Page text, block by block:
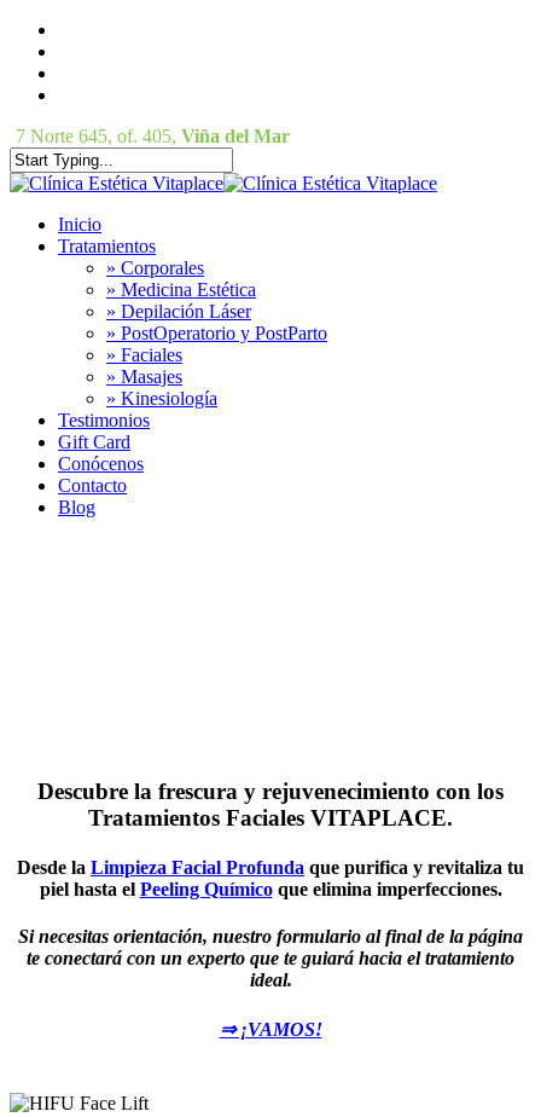
Skip
main
content
7 Norte 645, of. 405, Viña del Mar
Close
Menu
Inicio
Tratamientos
» Corporales
» Medicina Estética
» Depilación Láser
» PostOperatorio y PostParto
» Faciales
» Masajes
» Kinesiología
Testimonios
Gift Card
Conócenos
Contacto
Blog
Descubre la frescura y rejuvenecimiento con los
Tratamientos Faciales VITAPLACE.
Desde la Limpieza Facial Profunda que purifica y revitaliza tu
piel hasta el Peeling Químicoque elimina imperfecciones.
Si necesitas orientación, nuestro formulario al final de la página
te conectará con un experto que te guiará hacia el tratamiento
ideal.
⇒ ¡VAMOS!